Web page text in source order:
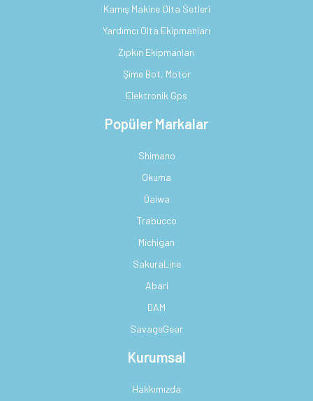
Kamış Makine Olta Setleri
Yardımcı Olta Ekipmanları
Zıpkın Ekipmanları
Şime Bot, Motor
Elektronik Gps
Popüler Markalar
Shimano
Okuma
Daiwa
Trabucco
Michigan
SakuraLine
Abari
DAM
SavageGear
Kurumsal
Hakkımızda